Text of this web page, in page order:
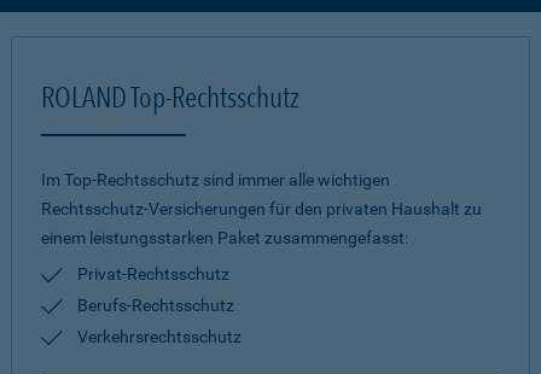
ROLAND Top-Rechtsschutz
Im Top-Rechtsschutz sind immer alle wichtigen
Rechtsschutz-Versicherungen für den privaten Haushalt zu
einem leistungsstarken Paket zusammengefasst:
Privat-Rechtsschutz
Berufs-Rechtsschutz
Verkehrsrechtsschutz